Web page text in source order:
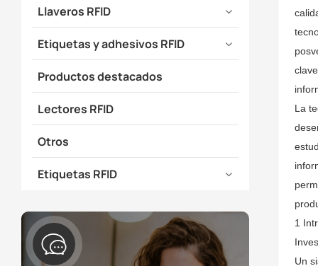
Llaveros RFID
Etiquetas y adhesivos RFID
Productos destacados
Lectores RFID
Otros
Etiquetas RFID
La
1
Un